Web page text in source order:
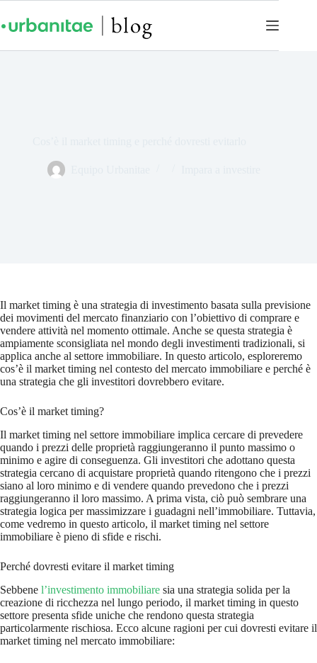
Il market timing è una strategia di investimento basata sulla previsione
dei movimenti del mercato finanziario con l’obiettivo di comprare e
vendere attività nel momento ottimale. Anche se questa strategia è
ampiamente sconsigliata nel mondo degli investimenti tradizionali, si
applica anche al settore immobiliare. In questo articolo, esploreremo
cos’è il market timing nel contesto del mercato immobiliare e perché è
una strategia che gli investitori dovrebbero evitare.
Cos’è il market timing?
Il market timing nel settore immobiliare implica cercare di prevedere
quando i prezzi delle proprietà raggiungeranno il punto massimo o
minimo e agire di conseguenza. Gli investitori che adottano questa
strategia cercano di acquistare proprietà quando ritengono che i prezzi
siano al loro minimo e di vendere quando prevedono che i prezzi
raggiungeranno il loro massimo. A prima vista, ciò può sembrare una
strategia logica per massimizzare i guadagni nell’immobiliare. Tuttavia,
come vedremo in questo articolo, il market timing nel settore
immobiliare è pieno di sfide e rischi.
Perché dovresti evitare il market timing
Sebbene l’investimento immobiliare sia una strategia solida per la
creazione di ricchezza nel lungo periodo, il market timing in questo
settore presenta sfide uniche che rendono questa strategia
particolarmente rischiosa. Ecco alcune ragioni per cui dovresti evitare il
market timing nel mercato immobiliare: